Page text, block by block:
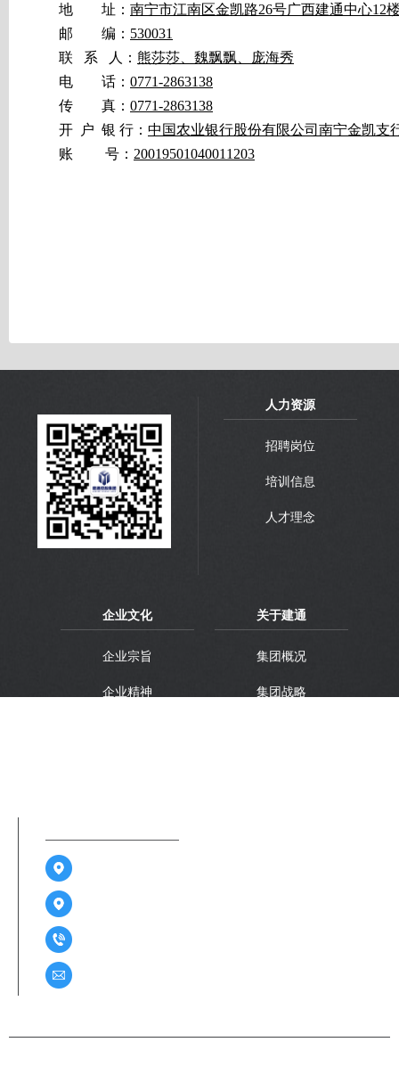
地 址： 南宁市江南区金凯路26号广西建通中心12
邮 编： 530031
联 系 人： 熊莎莎、魏飘飘、庞海秀
电 话： 0771-2863138
传 真： 0771-2863138
开 户 银 行： 中国农业银行股份有限公司南宁金凯支
账 号： 20019501040011203
人力资源
招聘岗位
培训信息
人才理念
企业文化
企业宗旨
企业精神
关于建通
集团概况
集团战略